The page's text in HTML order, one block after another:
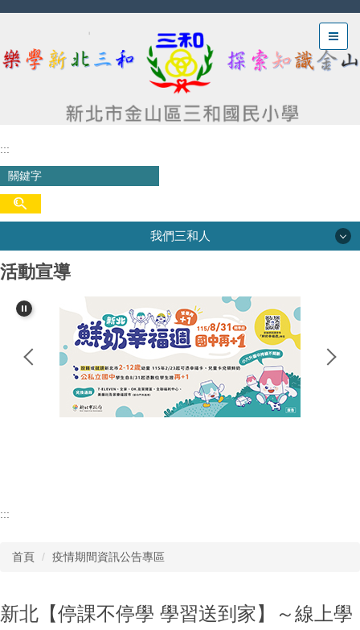
跳
要
:::
我們三和人
三和沿革
活動宣導
:::
首頁 疫情期間資訊公告專區
新北【停課不停學 學習送到家】～線上學